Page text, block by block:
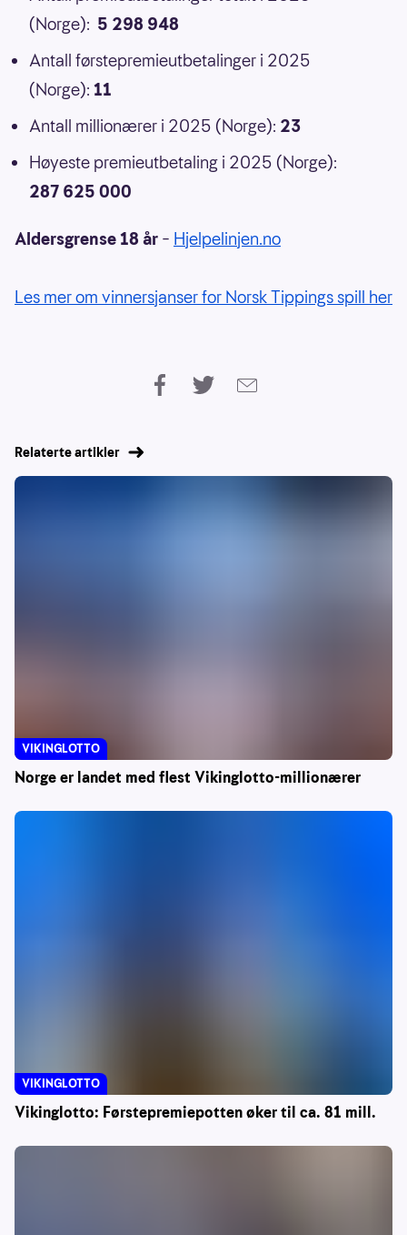
(Norge): 5 298 948
Antall førstepremieutbetalinger i 2025
(Norge): 11
Antall millionærer i 2025 (Norge): 23
Høyeste premieutbetaling i 2025 (Norge):
287 625 000
Aldersgrense 18 år – Hjelpelinjen.no
Les mer om vinnersjanser for Norsk Tippings spill her
Relaterte artikler
Norge er landet med flest Vikinglotto-millionærer
VIKINGLOTTO
Vikinglotto: Førstepremiepotten øker til ca. 81 mill.
VIKINGLOTTO